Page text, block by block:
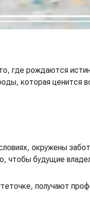
где рождаются
которая ценится
окружены
чтобы будущие
получают